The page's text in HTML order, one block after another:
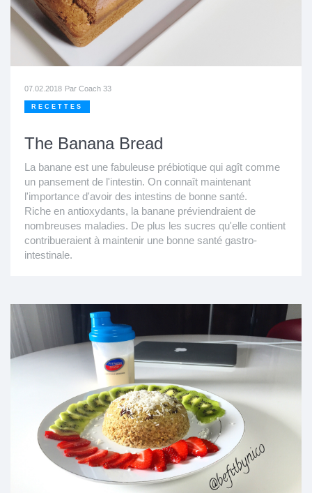
07.02.2018 Par Coach 33
RECETTES
The Banana Bread
La banane est une fabuleuse prébiotique qui agît comme
un pansement de l'intestin. On connaît maintenant
l'importance d'avoir des intestins de bonne santé.
Riche en antioxydants, la banane préviendraient de
nombreuses maladies. De plus les sucres qu'elle contient
contribueraient à maintenir une bonne santé gastro-
intestinale.